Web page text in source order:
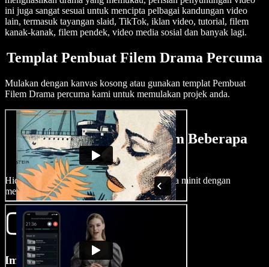
ini juga sangat sesuai untuk mencipta pelbagai kandungan video
lain, termasuk tayangan slaid, TikTok, iklan video, tutorial, filem
kanak-kanak, filem pendek, video media sosial dan banyak lagi.
Templat Pembuat Filem Drama Percuma
Mulakan dengan kanvas kosong atau gunakan templat Pembuat
Filem Drama percuma kami untuk memulakan projek anda.
Cipta Filem Drama dalam Beberapa
Minit
Hidupkan visi sinematik anda dalam beberapa minit dengan
menggunakan Speechify Studio.
Import Filem Anda